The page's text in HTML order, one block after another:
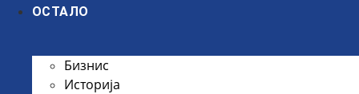
ОСТАЛО
Бизнис
Историја